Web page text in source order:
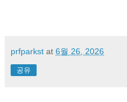
prfparkst at 6월 26, 2026
공유